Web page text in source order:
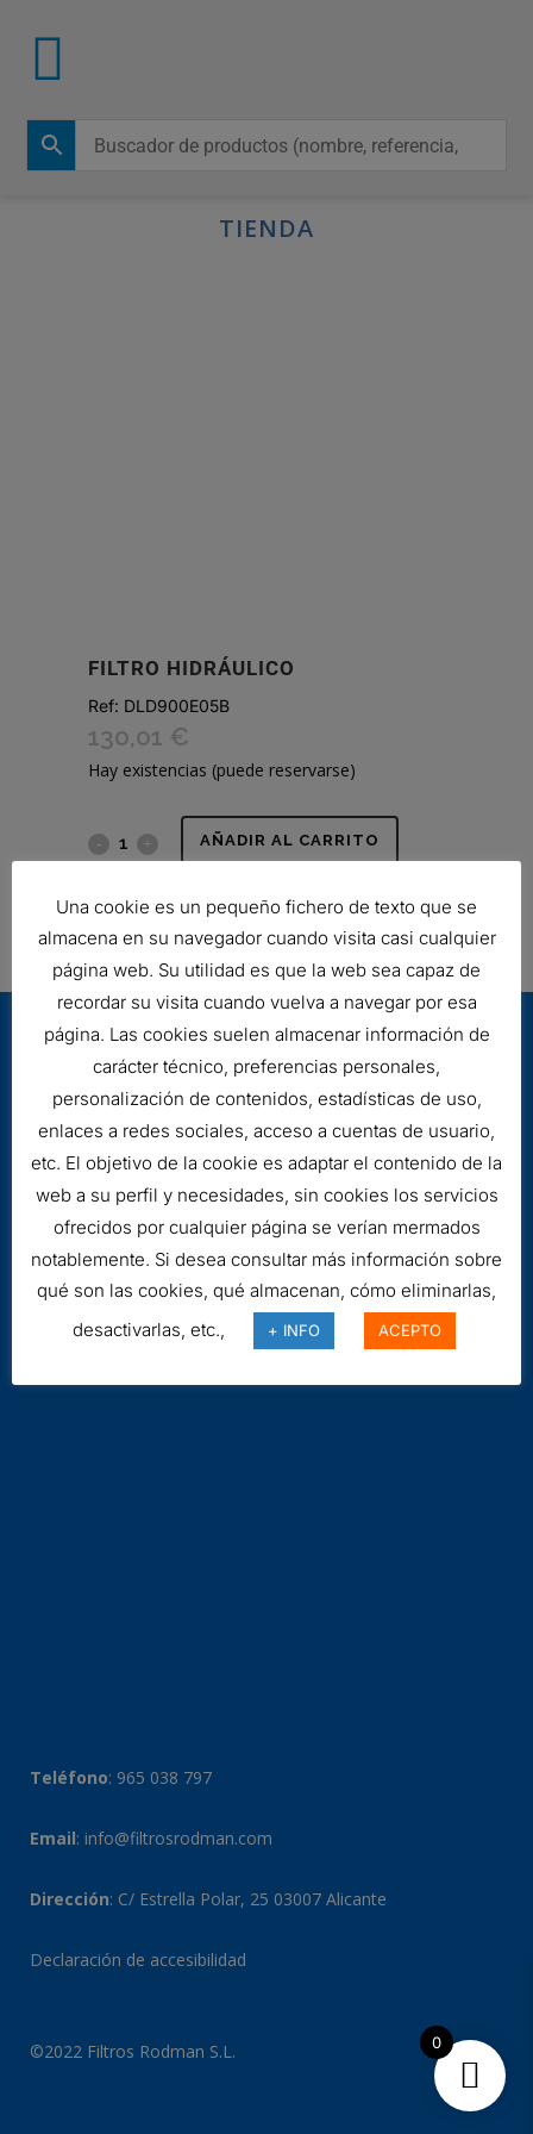
TIENDA
FILTRO HIDRÁULICO
Ref: DLD900E05B
130,01 €
Hay existencias (puede reservarse)
FILTRO
quantity
AÑADIR AL CARRITO
SKU:DLD900E05B
Aviso legal
Cookies
Teléfono: 965 038 797
Email: info@filtrosrodman.com
Dirección: C/ Estrella Polar, 25 03007 Alicante
Declaración de accesibilidad
©2022 Filtros Rodman S.L.
Una cookie es un pequeño fichero de texto que se
almacena en su navegador cuando visita casi cualquier
página web. Su utilidad es que la web sea capaz de
recordar su visita cuando vuelva a navegar por esa
página. Las cookies suelen almacenar información de
carácter técnico, preferencias personales,
personalización de contenidos, estadísticas de uso,
enlaces a redes sociales, acceso a cuentas de usuario,
etc. El objetivo de la cookie es adaptar el contenido de la
web a su perfil y necesidades, sin cookies los servicios
ofrecidos por cualquier página se verían mermados
notablemente. Si desea consultar más información sobre
qué son las cookies, qué almacenan, cómo eliminarlas,
desactivarlas, etc.,
+ INFO ACEPTO
0